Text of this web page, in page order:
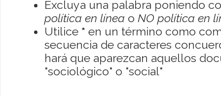
Excluya una palabra poniendo
política en línea o NO política en
Utilice * en un término como
secuencia de caracteres
hará que aparezcan aquellos
"sociológico" o "social"